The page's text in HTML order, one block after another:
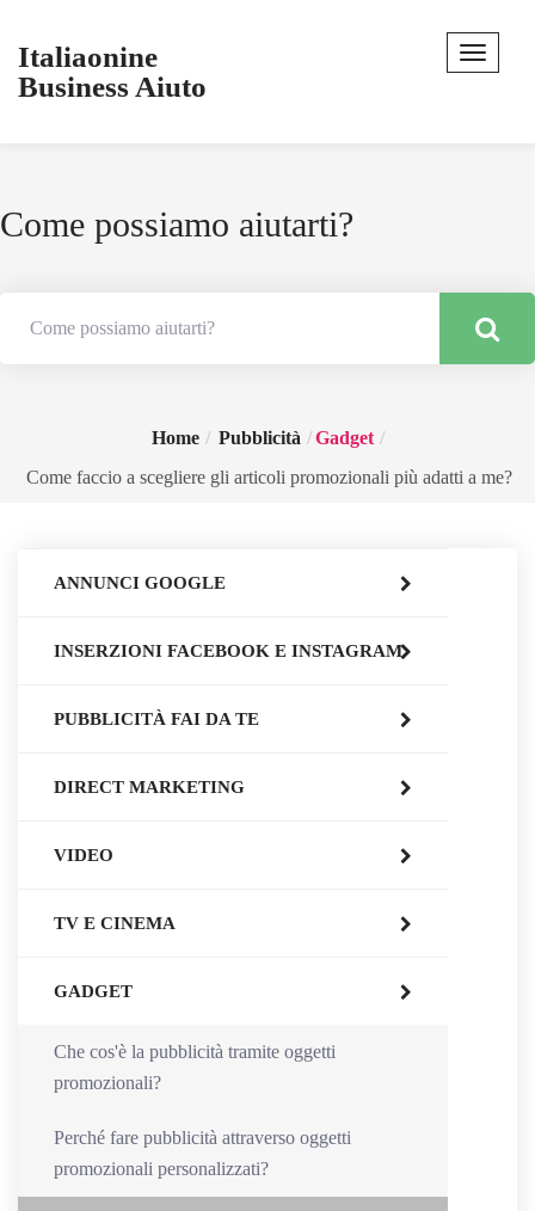
Italiaonine
Business Aiuto
Come possiamo aiutarti?
Home Pubblicità
Gadget
Come faccio a scegliere gli articoli promozionali più adatti a me?
ANNUNCI GOOGLE
INSERZIONI FACEBOOK E INSTAGRAM
PUBBLICITÀ FAI DA TE
DIRECT MARKETING
VIDEO
TV E CINEMA
GADGET
Che cos'è la pubblicità tramite oggetti
promozionali?
Perché fare pubblicità attraverso oggetti
promozionali personalizzati?